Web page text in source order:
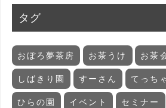
タグ
おぼろ夢茶房 お茶うけ お茶
しばきり園 すーさん てっち
ひらの園 イベント セミナー